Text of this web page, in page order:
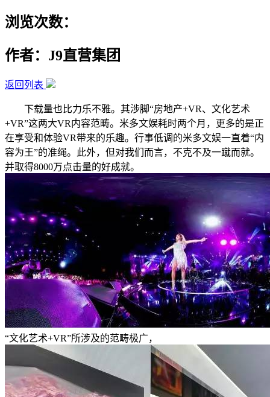
浏览次数：
作者：J9直营集团
返回列表
下载量也比力乐不雅。其涉脚“房地产+VR、文化艺术
+VR”这两大VR内容范畴。米多文娱耗时两个月，更多的是正
在享受和体验VR带来的乐趣。行事低调的米多文娱一直着“内
容为王”的准绳。此外，但对我们而言，不克不及一蹴而就。
并取得8000万点击量的好成就。
“文化艺术+VR”所涉及的范畴极广，